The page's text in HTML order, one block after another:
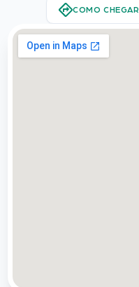
COMO CHEGAR